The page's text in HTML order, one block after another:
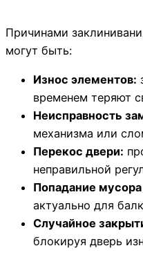
Причинами
могут быть:
Износ элементов:
временем теряют
Неисправность
механизма или
Перекос двери:
неправильной
Попадание
актуально для
Случайное
блокируя дверь